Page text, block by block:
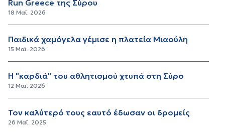
Run Greece της Σύρου
18 Μαϊ. 2026
Παιδικά χαμόγελα γέμισε η πλατεία Μιαούλη
15 Μαϊ. 2026
Η "καρδιά" του αθλητισμού χτυπά στη Σύρο
12 Μαϊ. 2026
Τον καλύτερό τους εαυτό έδωσαν οι δρομείς
26 Μαϊ. 2025